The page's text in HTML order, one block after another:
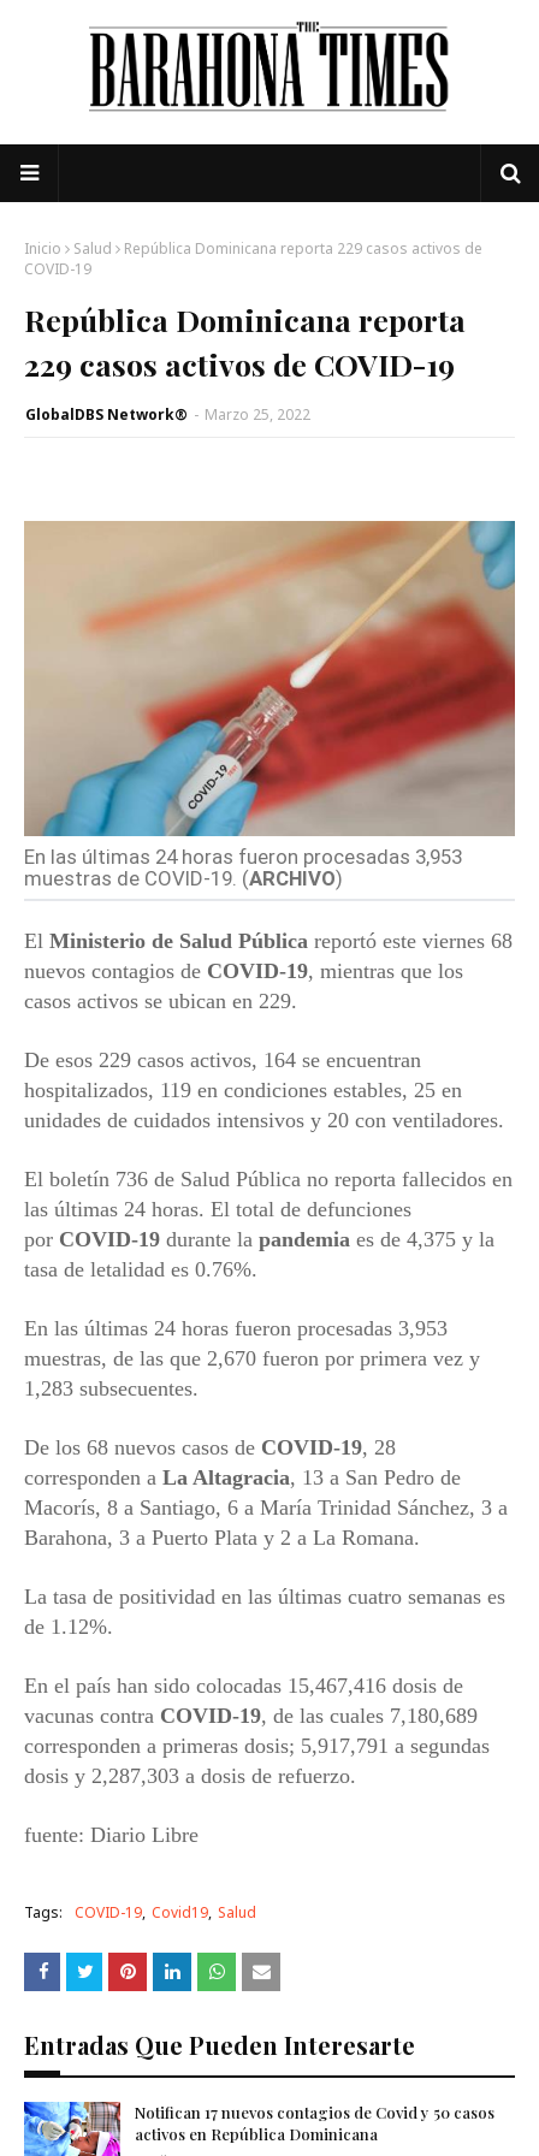
Inicio Salud
República Dominicana reporta 229 casos activos de
COVID-19
República Dominicana reporta
229 casos activos de COVID-19
GlobalDBS Network® - Marzo 25, 2022
En las últimas 24 horas fueron procesadas 3,953
muestras de COVID-19. (ARCHIVO)
El Ministerio de Salud Pública reportó este viernes 68
nuevos contagios de COVID-19, mientras que los
casos activos se ubican en 229.
De esos 229 casos activos, 164 se encuentran
hospitalizados, 119 en condiciones estables, 25 en
unidades de cuidados intensivos y 20 con ventiladores.
El boletín 736 de Salud Pública no reporta fallecidos en
las últimas 24 horas. El total de defunciones
por COVID-19 durante la pandemia es de 4,375 y la
tasa de letalidad es 0.76%.
En las últimas 24 horas fueron procesadas 3,953
muestras, de las que 2,670 fueron por primera vez y
1,283 subsecuentes.
De los 68 nuevos casos de COVID-19, 28
corresponden a La Altagracia, 13 a San Pedro de
Macorís, 8 a Santiago, 6 a María Trinidad Sánchez, 3 a
Barahona, 3 a Puerto Plata y 2 a La Romana.
La tasa de positividad en las últimas cuatro semanas es
de 1.12%.
En el país han sido colocadas 15,467,416 dosis de
vacunas contra COVID-19, de las cuales 7,180,689
corresponden a primeras dosis; 5,917,791 a segundas
dosis y 2,287,303 a dosis de refuerzo.
fuente: Diario Libre
Tags: COVID-19 Covid19 Salud
Entradas Que Pueden Interesarte
Notifican 17 nuevos contagios de Covid y 50 casos
activos en República Dominicana